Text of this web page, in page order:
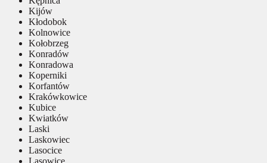
Kijów
Kłodobok
Kolnowice
Kołobrzeg
Konradów
Konradowa
Koperniki
Korfantów
Krakówkowice
Kubice
Kwiatków
Laski
Laskowiec
Lasocice
Lasowice